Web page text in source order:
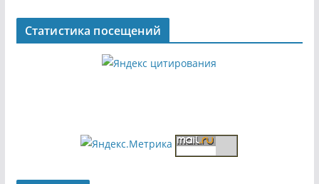
Статистика посещений